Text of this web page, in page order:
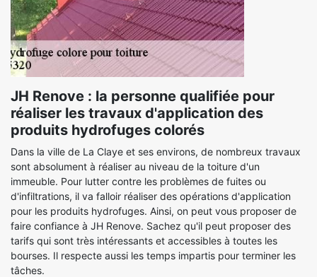
JH Renove : la personne qualifiée pour
réaliser les travaux d'application des
produits hydrofuges colorés
Dans la ville de La Claye et ses environs, de nombreux travaux
sont absolument à réaliser au niveau de la toiture d'un
immeuble. Pour lutter contre les problèmes de fuites ou
d'infiltrations, il va falloir réaliser des opérations d'application
pour les produits hydrofuges. Ainsi, on peut vous proposer de
faire confiance à JH Renove. Sachez qu'il peut proposer des
tarifs qui sont très intéressants et accessibles à toutes les
bourses. Il respecte aussi les temps impartis pour terminer les
tâches.